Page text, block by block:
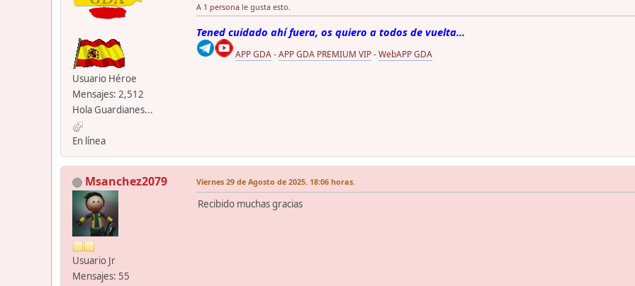
Usuario Héroe
Mensajes: 2,512
Hola Guardianes...
En línea
A 1 persona le gusta esto.
Tened cuidado ahí fuera, os quiero a todos de vuelta...
APP GDA-APP GDA PREMIUM VIP-WebAPP GDA
Msanchez2079
Usuario Jr
Mensajes: 55
Viernes 29 de Agosto de 2025. 18:06 horas.
Recibido muchas gracias